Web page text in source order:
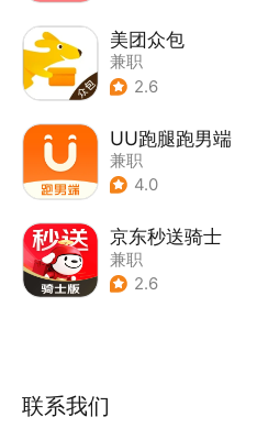
美团众包
兼职
2.6
UU跑腿跑男端
兼职
4.0
京东秒送骑士
兼职
2.6
联系我们